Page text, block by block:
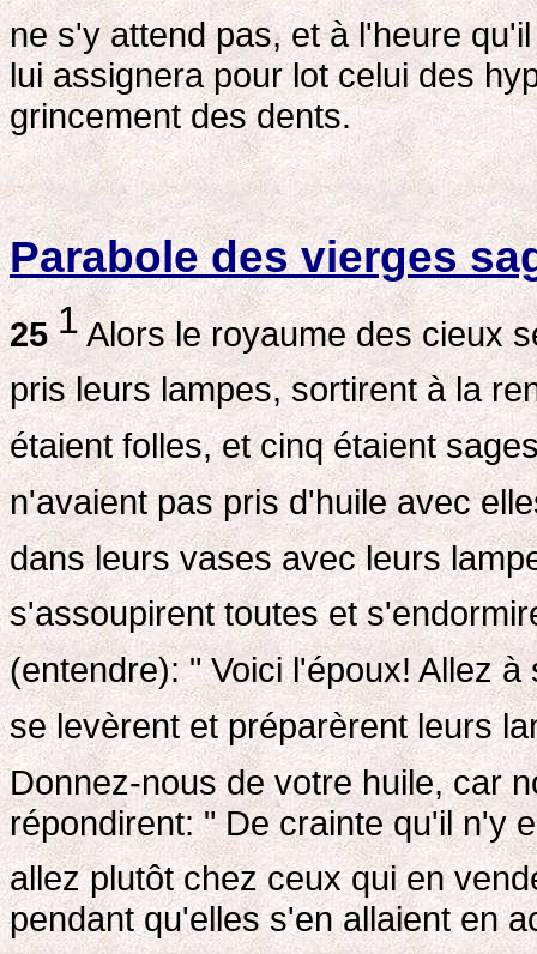
ne s'y attend pas, et à l'heure
lui assignera pour lot celui des
grincement des dents.
Parabole des vierges
25 1Alors le royaume des cieux
pris leurs lampes, sortirent à la
étaient folles, et cinq étaient
n'avaient pas pris d'huile avec
dans leurs vases avec leurs
s'assoupirent toutes et
(entendre): " Voici l'époux! Allez
se levèrent et préparèrent leurs
Donnez-nous de votre huile, car
répondirent: " De crainte qu'il n'y
allez plutôt chez ceux qui en
pendant qu'elles s'en allaient en